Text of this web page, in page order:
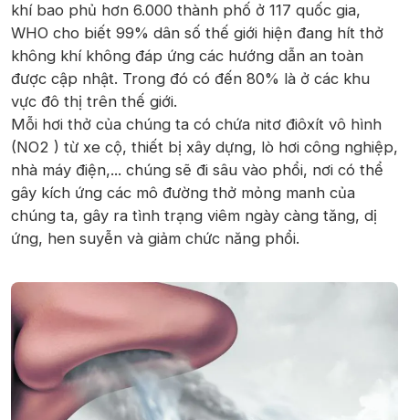
khí bao phủ hơn 6.000 thành phố ở 117 quốc gia,
WHO cho biết 99% dân số thế giới hiện đang hít thở
không khí không đáp ứng các hướng dẫn an toàn
được cập nhật. Trong đó có đến 80% là ở các khu
vực đô thị trên thế giới.
Mỗi hơi thở của chúng ta có chứa nitơ điôxít vô hình
(NO2 ) từ xe cộ, thiết bị xây dựng, lò hơi công nghiệp,
nhà máy điện,... chúng sẽ đi sâu vào phổi, nơi có thể
gây kích ứng các mô đường thở mỏng manh của
chúng ta, gây ra tình trạng viêm ngày càng tăng, dị
ứng, hen suyễn và giảm chức năng phổi.